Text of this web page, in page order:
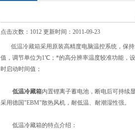
点击次数：1012 更新时间：2011-09-23
低温冷藏箱采用原装高精度电脑温控系统，保
值，调节单位为1℃；*的高分辨率温度较准功能，
时启动时间值；
低温冷藏箱内置锂离子蓄电池，断电后可持续
采用德国"EBM"散热风机，耐低温、耐潮湿性强。
低温冷藏箱的特点介绍：